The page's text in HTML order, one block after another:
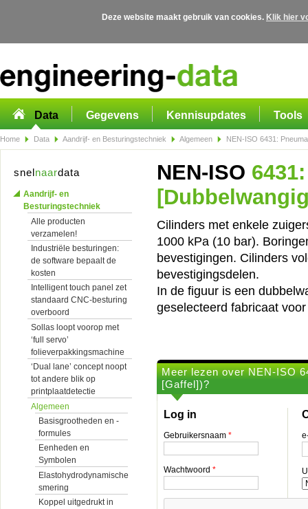
Deze website maakt gebruik van cookies. Klik hier
Data Gegevens Kennisupdates Tools
Home Data Aandrijf- en Besturingstechniek Algemeen NEN-ISO 6431:
snelnaardata
Aandrijf- en
Besturingstechniek
Alle producten
verzamelen!
Industriële besturingen:
de software bepaalt de
kosten
Intelligent touch panel zet
standaard CNC-besturing
overboord
Sollas loopt voorop met
‘full servo’
folieverpakkingsmachine
‘Dual lane’ concept noopt
tot andere blik op
printplaatdetectie
Algemeen
Basisgrootheden en -
formules
Eenheden en
Symbolen
Elastohydrodynamische
smering
Koppel uitgedrukt in
NEN-ISO
Cilinders met enkele
1000 kPa (10 bar).
bevestigingen. Cilinders
bevestigingsdelen.
In de figuur is een
geselecteerd fabricaat
Meer lezen over NEN-ISO
[Gaffel])?
Log in
Gebruikersnaam *
Wachtwoord *